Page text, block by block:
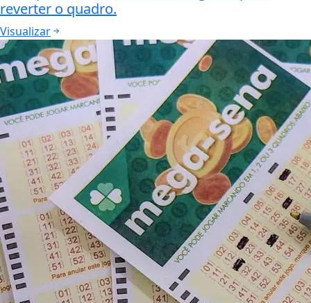
reverter o quadro.
Visualizar